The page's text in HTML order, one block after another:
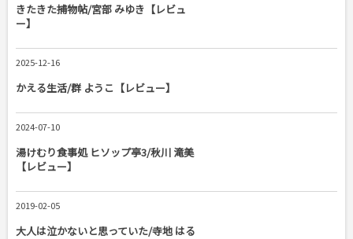
きたきた捕物帖/宮部 みゆき【レビュ
ー】
2025-12-16
かえる生活/群 ようこ【レビュー】
2024-07-10
湯けむり食事処 ヒソップ亭3/秋川 滝美
【レビュー】
2019-02-05
大人は泣かないと思っていた/寺地 はる